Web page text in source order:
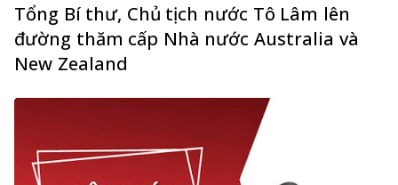
Tổng Bí thư, Chủ tịch nước Tô Lâm lên
đường thăm cấp Nhà nước Australia và
New Zealand